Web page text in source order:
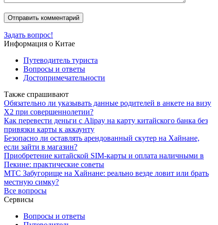
Задать вопрос!
Информация о Китае
Путеводитель туриста
Вопросы и ответы
Достопримечательности
Также спрашивают
Обязательно ли указывать данные родителей в анкете на визу
X2 при совершеннолетии?
Как перевести деньги с Alipay на карту китайского банка без
привязки карты к аккаунту
Безопасно ли оставлять арендованный скутер на Хайнане,
если зайти в магазин?
Приобретение китайской SIM-карты и оплата наличными в
Пекине: практические советы
МТС Забугорище на Хайнане: реально везде ловит или брать
местную симку?
Все вопросы
Сервисы
Вопросы и ответы